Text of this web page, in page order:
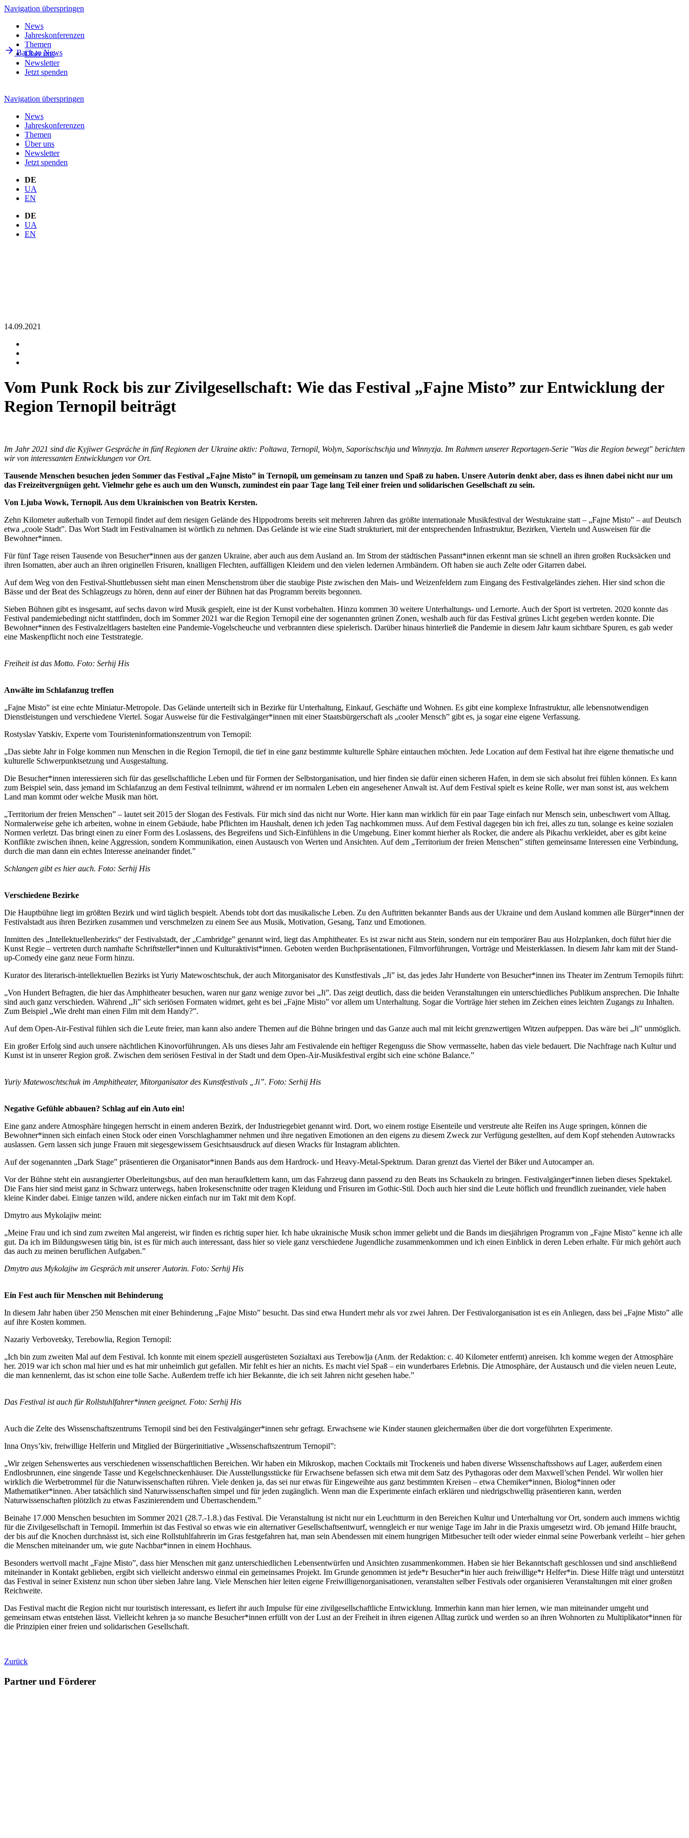
Navigation überspringen
News
Jahreskonferenzen
Themen
Über uns
Newsletter
Jetzt spenden
Navigation überspringen
News
Jahreskonferenzen
Themen
Über uns
Newsletter
Jetzt spenden
DE
UA
EN
DE
UA
EN
Back to News
14.09.2021
Vom Punk Rock bis zur Zivil­gesellschaft: Wie das Festival „Fajne Misto” zur Entwicklung der
Region Ternopil beiträgt
Im Jahr 2021 sind die Kyjiwer Gespräche in fünf Regionen der Ukraine aktiv: Poltawa, Ternopil, Wolyn, Saporischschja und Winnyzja. Im Rahmen unserer Reportagen-Serie "Was die Region bewegt" berichten
wir von interessanten Entwicklungen vor Ort.
Tausende Menschen besuchen jeden Sommer das Festival „Fajne Misto” in Ternopil, um gemeinsam zu tanzen und Spaß zu haben. Unsere Autorin denkt aber, dass es ihnen dabei nicht nur um
das Freizeitvergnügen geht. Vielmehr gehe es auch um den Wunsch, zumindest ein paar Tage lang Teil einer freien und solidarischen Gesellschaft zu sein.
Von Ljuba Wowk, Ternopil. Aus dem Ukrainischen von Beatrix Kersten.
Zehn Kilometer außerhalb von Ternopil findet auf dem riesigen Gelände des Hippodroms bereits seit mehreren Jahren das größte internationale Musikfestival der Westukraine statt – „Fajne Misto” – auf Deutsch
etwa „coole Stadt”. Das Wort Stadt im Festivalnamen ist wörtlich zu nehmen. Das Gelände ist wie eine Stadt strukturiert, mit der entsprechenden Infrastruktur, Bezirken, Vierteln und Ausweisen für die
Bewohner*innen.
Für fünf Tage reisen Tausende von Besucher*innen aus der ganzen Ukraine, aber auch aus dem Ausland an. Im Strom der städtischen Passant*innen erkennt man sie schnell an ihren großen Rucksäcken und
ihren Isomatten, aber auch an ihren originellen Frisuren, knalligen Flechten, auffälligen Kleidern und den vielen ledernen Armbändern. Oft haben sie auch Zelte oder Gitarren dabei.
Auf dem Weg von den Festival-Shuttlebussen sieht man einen Menschenstrom über die staubige Piste zwischen den Mais- und Weizenfeldern zum Eingang des Festivalgeländes ziehen. Hier sind schon die
Bässe und der Beat des Schlagzeugs zu hören, denn auf einer der Bühnen hat das Programm bereits begonnen.
Sieben Bühnen gibt es insgesamt, auf sechs davon wird Musik gespielt, eine ist der Kunst vorbehalten. Hinzu kommen 30 weitere Unterhaltungs- und Lernorte. Auch der Sport ist vertreten. 2020 konnte das
Festival pandemiebedingt nicht stattfinden, doch im Sommer 2021 war die Region Ternopil eine der sogenannten grünen Zonen, weshalb auch für das Festival grünes Licht gegeben werden konnte. Die
Bewohner*innen des Festivalzeltlagers bastelten eine Pandemie-Vogelscheuche und verbrannten diese spielerisch. Darüber hinaus hinterließ die Pandemie in diesem Jahr kaum sichtbare Spuren, es gab weder
eine Maskenpflicht noch eine Teststrategie.
Freiheit ist das Motto. Foto: Serhij His
Anwälte im Schlafanzug treffen
„Fajne Misto” ist eine echte Miniatur-Metropole. Das Gelände unterteilt sich in Bezirke für Unterhaltung, Einkauf, Geschäfte und Wohnen. Es gibt eine komplexe Infrastruktur, alle lebensnotwendigen
Dienstleistungen und verschiedene Viertel. Sogar Ausweise für die Festivalgänger*innen mit einer Staatsbürgerschaft als „cooler Mensch” gibt es, ja sogar eine eigene Verfassung.
Rostyslav Yatskiv, Experte vom Touristeninformationszentrum von Ternopil:
„Das siebte Jahr in Folge kommen nun Menschen in die Region Ternopil, die tief in eine ganz bestimmte kulturelle Sphäre eintauchen möchten. Jede Location auf dem Festival hat ihre eigene thematische und
kulturelle Schwerpunktsetzung und Ausgestaltung.
Die Besucher*innen interessieren sich für das gesellschaftliche Leben und für Formen der Selbstorganisation, und hier finden sie dafür einen sicheren Hafen, in dem sie sich absolut frei fühlen können. Es kann
zum Beispiel sein, dass jemand im Schlafanzug an dem Festival teilnimmt, während er im normalen Leben ein angesehener Anwalt ist. Auf dem Festival spielt es keine Rolle, wer man sonst ist, aus welchem
Land man kommt oder welche Musik man hört.
„Territorium der freien Menschen” – lautet seit 2015 der Slogan des Festivals. Für mich sind das nicht nur Worte. Hier kann man wirklich für ein paar Tage einfach nur Mensch sein, unbeschwert vom Alltag.
Normalerweise gehe ich arbeiten, wohne in einem Gebäude, habe Pflichten im Haushalt, denen ich jeden Tag nachkommen muss. Auf dem Festival dagegen bin ich frei, alles zu tun, solange es keine sozialen
Normen verletzt. Das bringt einen zu einer Form des Loslassens, des Begreifens und Sich-Einfühlens in die Umgebung. Einer kommt hierher als Rocker, die andere als Pikachu verkleidet, aber es gibt keine
Konflikte zwischen ihnen, keine Aggression, sondern Kommunikation, einen Austausch von Werten und Ansichten. Auf dem „Territorium der freien Menschen” stiften gemeinsame Interessen eine Verbindung,
durch die man dann ein echtes Interesse aneinander findet."
Schlangen gibt es hier auch. Foto: Serhij His
Verschiedene Bezirke
Die Hauptbühne liegt im größten Bezirk und wird täglich bespielt. Abends tobt dort das musikalische Leben. Zu den Auftritten bekannter Bands aus der Ukraine und dem Ausland kommen alle Bürger*innen der
Festivalstadt aus ihren Bezirken zusammen und verschmelzen zu einem See aus Musik, Motivation, Gesang, Tanz und Emotionen.
Inmitten des „Intellektuellenbezirks“ der Festivalstadt, der „Cambridge” genannt wird, liegt das Amphitheater. Es ist zwar nicht aus Stein, sondern nur ein temporärer Bau aus Holzplanken, doch führt hier die
Kunst Regie – vertreten durch namhafte Schriftsteller*innen und Kulturaktivist*innen. Geboten werden Buchpräsentationen, Filmvorführungen, Vorträge und Meisterklassen. In diesem Jahr kam mit der Stand-
up-Comedy eine ganz neue Form hinzu.
Kurator des literarisch-intellektuellen Bezirks ist Yuriy Matewoschtschuk, der auch Mitorganisator des Kunstfestivals „Ji” ist, das jedes Jahr Hunderte von Besucher*innen ins Theater im Zentrum Ternopils führt:
„Von Hundert Befragten, die hier das Amphitheater besuchen, waren nur ganz wenige zuvor bei „Ji”. Das zeigt deutlich, dass die beiden Veranstaltungen ein unterschiedliches Publikum ansprechen. Die Inhalte
sind auch ganz verschieden. Während „Ji” sich seriösen Formaten widmet, geht es bei „Fajne Misto” vor allem um Unterhaltung. Sogar die Vorträge hier stehen im Zeichen eines leichten Zugangs zu Inhalten.
Zum Beispiel „Wie dreht man einen Film mit dem Handy?”.
Auf dem Open-Air-Festival fühlen sich die Leute freier, man kann also andere Themen auf die Bühne bringen und das Ganze auch mal mit leicht grenzwertigen Witzen aufpeppen. Das wäre bei „Ji” unmöglich.
Ein großer Erfolg sind auch unsere nächtlichen Kinovorführungen. Als uns dieses Jahr am Festivalende ein heftiger Regenguss die Show vermasselte, haben das viele bedauert. Die Nachfrage nach Kultur und
Kunst ist in unserer Region groß. Zwischen dem seriösen Festival in der Stadt und dem Open-Air-Musikfestival ergibt sich eine schöne Balance.”
Yuriy Matewoschtschuk im Amphitheater, Mitorganisator des Kunstfestivals „Ji”. Foto: Serhij His
Negative Gefühle abbauen? Schlag auf ein Auto ein!
Eine ganz andere Atmosphäre hingegen herrscht in einem anderen Bezirk, der Industriegebiet genannt wird. Dort, wo einem rostige Eisenteile und verstreute alte Reifen ins Auge springen, können die
Bewohner*innen sich einfach einen Stock oder einen Vorschlaghammer nehmen und ihre negativen Emotionen an den eigens zu diesem Zweck zur Verfügung gestellten, auf dem Kopf stehenden Autowracks
auslassen. Gern lassen sich junge Frauen mit siegesgewissem Gesichtsausdruck auf diesen Wracks für Instagram ablichten.
Auf der sogenannten „Dark Stage” präsentieren die Organisator*innen Bands aus dem Hardrock- und Heavy-Metal-Spektrum. Daran grenzt das Viertel der Biker und Autocamper an.
Vor der Bühne steht ein ausrangierter Oberleitungsbus, auf den man heraufklettern kann, um das Fahrzeug dann passend zu den Beats ins Schaukeln zu bringen. Festivalgänger*innen lieben dieses Spektakel.
Die Fans hier sind meist ganz in Schwarz unterwegs, haben Irokesenschnitte oder tragen Kleidung und Frisuren im Gothic-Stil. Doch auch hier sind die Leute höflich und freundlich zueinander, viele haben
kleine Kinder dabei. Einige tanzen wild, andere nicken einfach nur im Takt mit dem Kopf.
Dmytro aus Mykolajiw meint:
„Meine Frau und ich sind zum zweiten Mal angereist, wir finden es richtig super hier. Ich habe ukrainische Musik schon immer geliebt und die Bands im diesjährigen Programm von „Fajne Misto” kenne ich alle
gut. Da ich im Bildungswesen tätig bin, ist es für mich auch interessant, dass hier so viele ganz verschiedene Jugendliche zusammenkommen und ich einen Einblick in deren Leben erhalte. Für mich gehört auch
das auch zu meinen beruflichen Aufgaben.”
Dmytro aus Mykolajiw im Gespräch mit unserer Autorin. Foto: Serhij His
Ein Fest auch für Menschen mit Behinderung
In diesem Jahr haben über 250 Menschen mit einer Behinderung „Fajne Misto” besucht. Das sind etwa Hundert mehr als vor zwei Jahren. Der Festivalorganisation ist es ein Anliegen, dass bei „Fajne Misto” alle
auf ihre Kosten kommen.
Nazariy Verbovetsky, Terebowlia, Region Ternopil:
„Ich bin zum zweiten Mal auf dem Festival. Ich konnte mit einem speziell ausgerüsteten Sozialtaxi aus Terebowlja (Anm. der Redaktion: с. 40 Kilometer entfernt) anreisen. Ich komme wegen der Atmosphäre
her. 2019 war ich schon mal hier und es hat mir unheimlich gut gefallen. Mir fehlt es hier an nichts. Es macht viel Spaß – ein wunderbares Erlebnis. Die Atmosphäre, der Austausch und die vielen neuen Leute,
die man kennenlernt, das ist schon eine tolle Sache. Außerdem treffe ich hier Bekannte, die ich seit Jahren nicht gesehen habe.”
Das Festival ist auch für Rollstuhlfahrer*innen geeignet. Foto: Serhij His
Auch die Zelte des Wissenschaftszentrums Ternopil sind bei den Festivalgänger*innen sehr gefragt. Erwachsene wie Kinder staunen gleichermaßen über die dort vorgeführten Experimente.
Inna Onys’kiv, freiwillige Helferin und Mitglied der Bürgerinitiative „Wissenschaftszentrum Ternopil”:
„Wir zeigen Sehenswertes aus verschiedenen wissenschaftlichen Bereichen. Wir haben ein Mikroskop, machen Cocktails mit Trockeneis und haben diverse Wissenschaftsshows auf Lager, außerdem einen
Endlosbrunnen, eine singende Tasse und Kegelschneckenhäuser. Die Ausstellungsstücke für Erwachsene befassen sich etwa mit dem Satz des Pythagoras oder dem Maxwell’schen Pendel. Wir wollen hier
wirklich die Werbetrommel für die Naturwissenschaften rühren. Viele denken ja, das sei nur etwas für Eingeweihte aus ganz bestimmten Kreisen – etwa Chemiker*innen, Biolog*innen oder
Mathematiker*innen. Aber tatsächlich sind Naturwissenschaften simpel und für jeden zugänglich. Wenn man die Experimente einfach erklären und niedrigschwellig präsentieren kann, werden
Naturwissenschaften plötzlich zu etwas Faszinierendem und Überraschendem.”
Beinahe 17.000 Menschen besuchten im Sommer 2021 (28.7.-1.8.) das Festival. Die Veranstaltung ist nicht nur ein Leuchtturm in den Bereichen Kultur und Unterhaltung vor Ort, sondern auch immens wichtig
für die Zivilgesellschaft in Ternopil. Immerhin ist das Festival so etwas wie ein alternativer Gesellschaftsentwurf, wenngleich er nur wenige Tage im Jahr in die Praxis umgesetzt wird. Ob jemand Hilfe braucht,
der bis auf die Knochen durchnässt ist, sich eine Rollstuhlfahrerin im Gras festgefahren hat, man sein Abendessen mit einem hungrigen Mitbesucher teilt oder wieder einmal seine Powerbank verleiht – hier gehen
die Menschen miteinander um, wie gute Nachbar*innen in einem Hochhaus.
Besonders wertvoll macht „Fajne Misto”, dass hier Menschen mit ganz unterschiedlichen Lebensentwürfen und Ansichten zusammenkommen. Haben sie hier Bekanntschaft geschlossen und sind anschließend
miteinander in Kontakt geblieben, ergibt sich vielleicht anderswo einmal ein gemeinsames Projekt. Im Grunde genommen ist jede*r Besucher*in hier auch freiwillige*r Helfer*in. Diese Hilfe trägt und unterstützt
das Festival in seiner Existenz nun schon über sieben Jahre lang. Viele Menschen hier leiten eigene Freiwilligenorganisationen, veranstalten selber Festivals oder organisieren Veranstaltungen mit einer großen
Reichweite.
Das Festival macht die Region nicht nur touristisch interessant, es liefert ihr auch Impulse für eine zivilgesellschaftliche Entwicklung. Immerhin kann man hier lernen, wie man miteinander umgeht und
gemeinsam etwas entstehen lässt. Vielleicht kehren ja so manche Besucher*innen erfüllt von der Lust an der Freiheit in ihren eigenen Alltag zurück und werden so an ihren Wohnorten zu Multiplikator*innen für
die Prinzipien einer freien und solidarischen Gesellschaft.
Zurück
Partner und Förderer